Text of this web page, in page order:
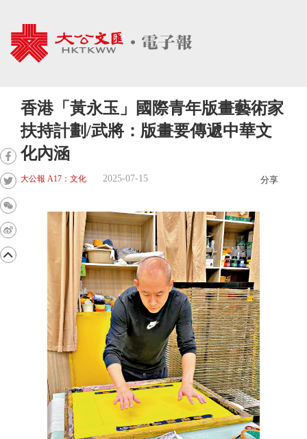
香港「黃永玉」國際青年版畫藝術家
扶持計劃/武將：版畫要傳遞中華文
化內涵
大公報 A17：文化 2025-07-15 分享